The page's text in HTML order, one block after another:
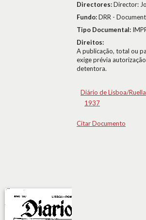
Directores:Director:
Fundo:DRR -
Tipo Documental:
Direitos:
A publicação, total ou
exige prévia
detentora.
Diário de Lisboa/
1937
Citar Documento